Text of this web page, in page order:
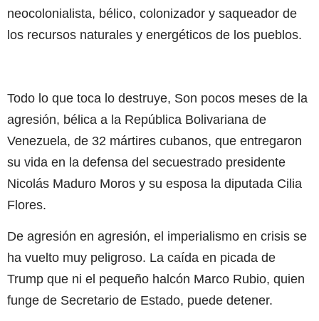
neocolonialista, bélico, colonizador y saqueador de
los recursos naturales y energéticos de los pueblos.
Todo lo que toca lo destruye, Son pocos meses de la
agresión, bélica a la República Bolivariana de
Venezuela, de 32 mártires cubanos, que entregaron
su vida en la defensa del secuestrado presidente
Nicolás Maduro Moros y su esposa la diputada Cilia
Flores.
De agresión en agresión, el imperialismo en crisis se
ha vuelto muy peligroso. La caída en picada de
Trump que ni el pequeño halcón Marco Rubio, quien
funge de Secretario de Estado, puede detener.